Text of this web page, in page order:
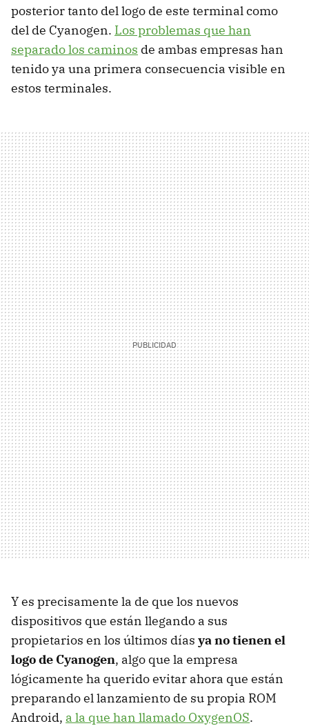
posterior tanto del logo de este terminal como
del de Cyanogen. Los problemas que han
separado los caminos de ambas empresas han
tenido ya una primera consecuencia visible en
estos terminales.
Y es precisamente la de que los nuevos
dispositivos que están llegando a sus
propietarios en los últimos días ya no tienen el
logo de Cyanogen, algo que la empresa
lógicamente ha querido evitar ahora que están
preparando el lanzamiento de su propia ROM
Android, a la que han llamado OxygenOS.